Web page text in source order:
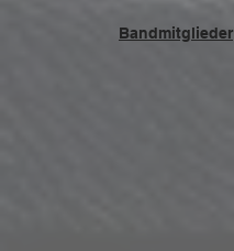
Bandmitglieder